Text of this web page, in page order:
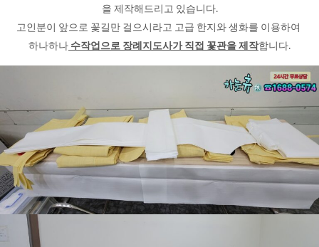
을 제작해드리고 있습니다.
고인분이 앞으로 꽃길만 걸으시라고 고급 한지와 생화를 이용하여
하나하나 수작업으로 장례지도사가 직접 꽃관을 제작합니다.